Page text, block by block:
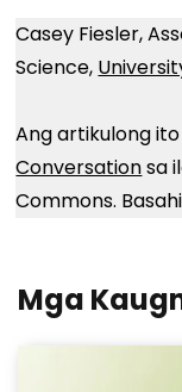
Casey Fiesler,
Science,
Ang artikulong
Conversationsa
Commons.
Mga